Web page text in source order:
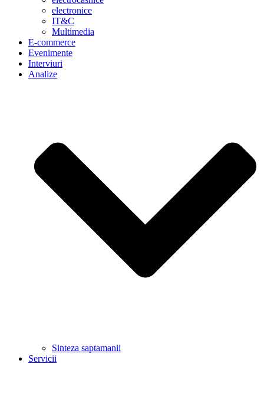
electronice
IT&C
Multimedia
E-commerce
Evenimente
Interviuri
Analize
Sinteza saptamanii
Servicii